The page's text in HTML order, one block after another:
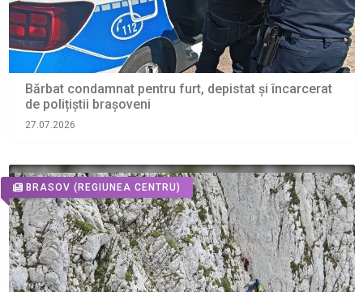
Bărbat condamnat pentru furt, depistat și încarcerat
de polițiștii brașoveni
27.07.2026
BRASOV (REGIUNEA CENTRU)